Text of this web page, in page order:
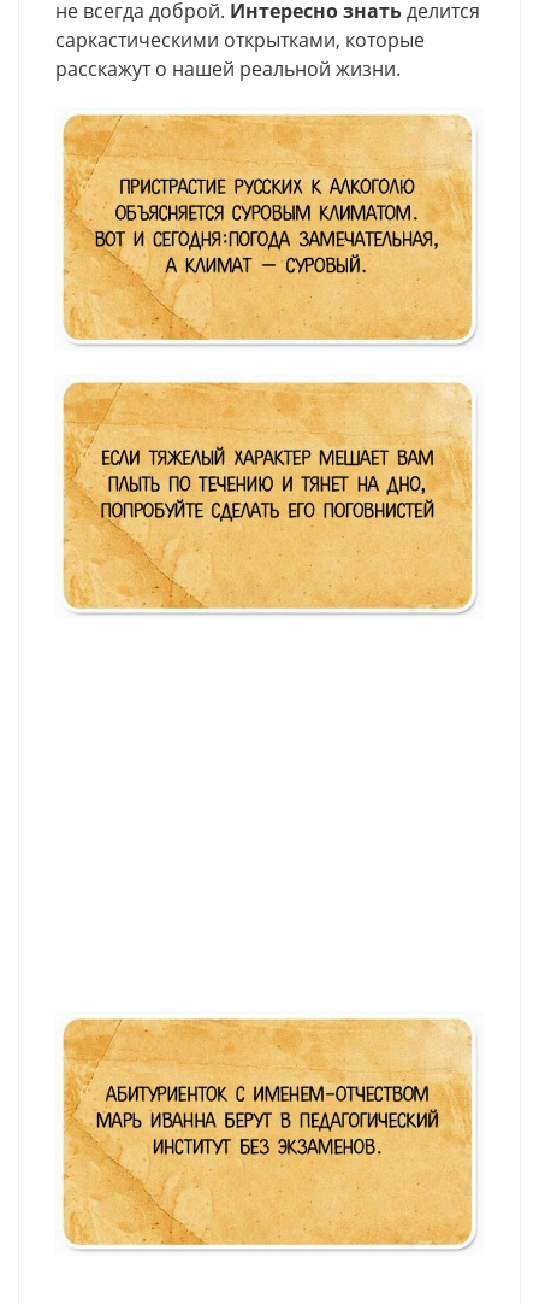
не всегда доброй. Интересно знатьделится
саркастическими открытками, которые
расскажут о нашей реальной жизни.